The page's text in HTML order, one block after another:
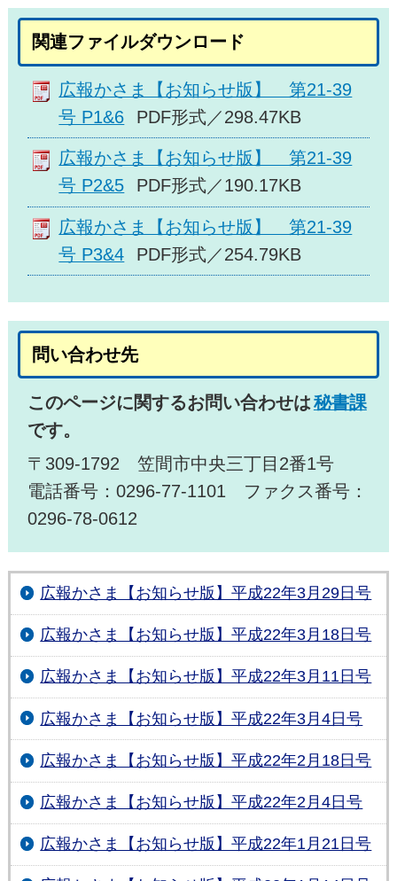
関連ファイルダウンロード
広報かさま【お知らせ版】 第21-39
号 P1&6
PDF形式／298.47KB
広報かさま【お知らせ版】 第21-39
号 P2&5
PDF形式／190.17KB
広報かさま【お知らせ版】 第21-39
号 P3&4
PDF形式／254.79KB
問い合わせ先
このページに関するお問い合わせは秘書課
です。
〒309-1792 笠間市中央三丁目2番1号
電話番号：0296-77-1101 ファクス番号：
0296-78-0612
広報かさま【お知らせ版】平成22年3月29日号
広報かさま【お知らせ版】平成22年3月18日号
広報かさま【お知らせ版】平成22年3月11日号
広報かさま【お知らせ版】平成22年3月4日号
広報かさま【お知らせ版】平成22年2月18日号
広報かさま【お知らせ版】平成22年2月4日号
広報かさま【お知らせ版】平成22年1月21日号